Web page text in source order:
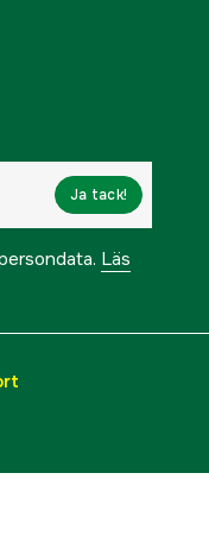
Ja tack!
Läs